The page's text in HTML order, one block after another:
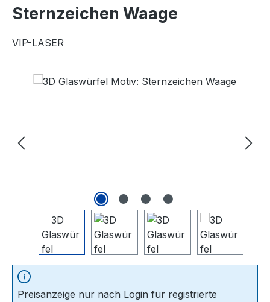
Sternzeichen Waage
VIP-LASER
Bildergalerie überspringen
Preisanzeige nur nach Login für registrierte